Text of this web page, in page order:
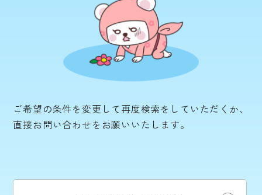
ご希望の条件を変更して再度検索をしていただくか、
直接お問い合わせをお願いいたします。